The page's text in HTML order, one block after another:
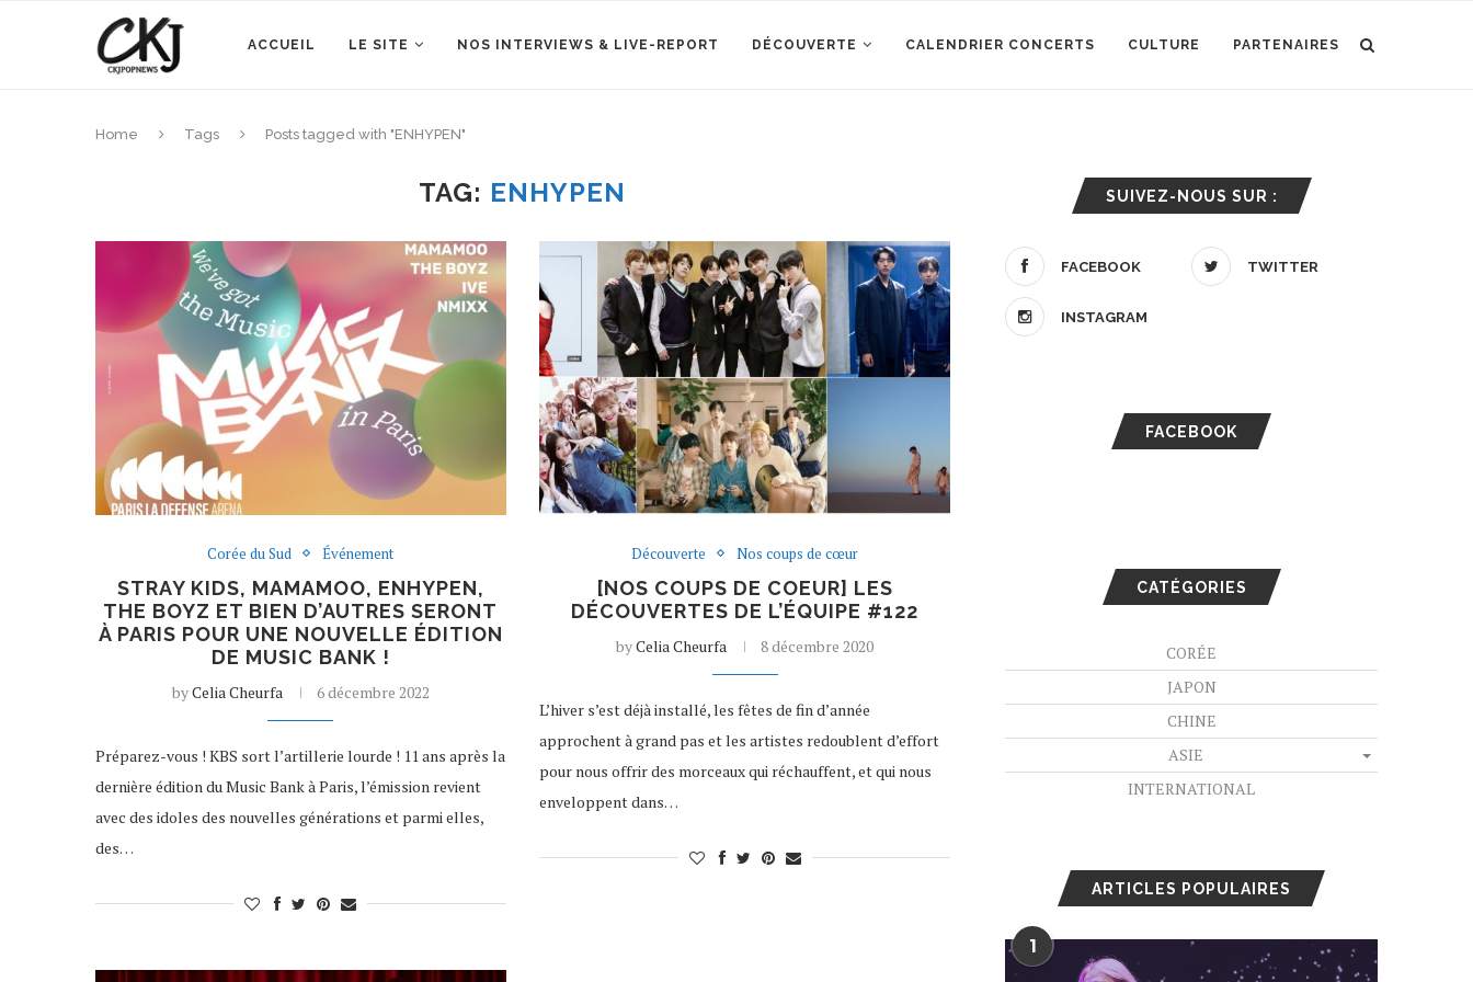
ACCUEIL LE SITE NOS INTERVIEWS & LIVE-REPORT DÉCOUVERTE CALENDRIER CONCERTS CULTURE PARTENAIRES
Home Tags Posts tagged with "ENHYPEN"
TAG: ENHYPEN
Corée du Sud Événement
STRAY KIDS, MAMAMOO, ENHYPEN,
THE BOYZ ET BIEN D’AUTRES SERONT
À PARIS POUR UNE NOUVELLE ÉDITION
DE MUSIC BANK !
byCelia Cheurfa 6 décembre 2022
Préparez-vous ! KBS sort l’artillerie lourde ! 11 ans après la
dernière édition du Music Bank à Paris, l’émission revient
avec des idoles des nouvelles générations et parmi elles,
des…
Découverte Nos coups de cœur
[NOS COUPS DE COEUR] LES
DÉCOUVERTES DE L’ÉQUIPE #122
byCelia Cheurfa 8 décembre 2020
L’hiver s’est déjà installé, les fêtes de fin d’année
approchent à grand pas et les artistes redoublent d’effort
pour nous offrir des morceaux qui réchauffent, et qui nous
enveloppent dans…
SUIVEZ-NOUS SUR :
FACEBOOK TWITTER
INSTAGRAM
FACEBOOK
CATÉGORIES
CORÉE
JAPON
CHINE
ASIE
INTERNATIONAL
ARTICLES POPULAIRES
1